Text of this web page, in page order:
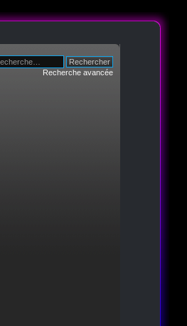
Recherche avancée